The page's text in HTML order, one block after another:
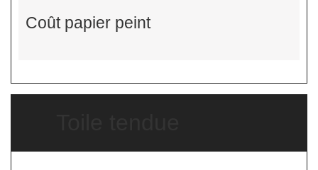
Coût papier peint